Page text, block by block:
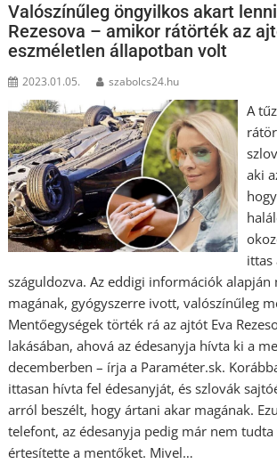
Valószínűleg öngyilkos akart
Rezesova – amikor rátörték az
eszméletlen állapotban volt
2023.01.05. szabolcs24.hu
A
aki
ittas
száguldozva. Az eddigi információk
magának, gyógyszerre ivott, valószínűleg
Mentőegységek törték rá az ajtót Eva
lakásában, ahová az édesanyja hívta ki a
decemberben – írja a Paraméter.sk.
ittasan hívta fel édesanyját, és szlovák
arról beszélt, hogy ártani akar magának.
telefont, az édesanyja pedig már nem
értesítette a mentőket. Mivel…